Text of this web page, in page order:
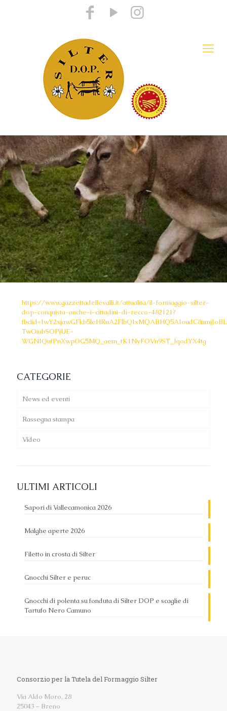
https://www.gazzettadellevalli.it/attualita/il-formaggio-silter-
dop-conquista-anche-i-cittadini-di-recco-482121?
TwOiubSOPjUE-
WGNIQufPnXwpOG5MQ_aem_tK1NyFOVn9ST_IqodYX4tg
CATEGORIE
News ed eventi
Rassegna stampa
Video
ULTIMI ARTICOLI
Sapori di Vallecamonica 2026
Malghe aperte 2026
Filetto in crosta di Silter
Gnocchi Silter e peruc
Gnocchi di polenta su fonduta di Silter DOP e scaglie di
Tartufo Nero Camuno
Consorzio per la Tutela del Formaggio Silter
Via Aldo Moro, 28
25043 – Breno